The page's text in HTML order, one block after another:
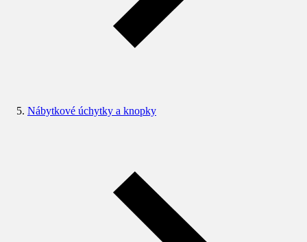
Nábytkové úchytky a knopky